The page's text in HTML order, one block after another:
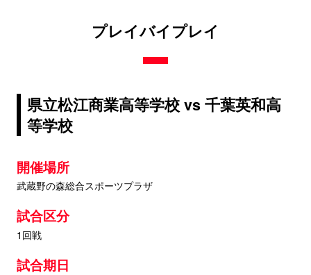
プレイバイプレイ
県立松江商業高等学校 vs 千葉英和高
等学校
開催場所
武蔵野の森総合スポーツプラザ
試合区分
1回戦
試合期日